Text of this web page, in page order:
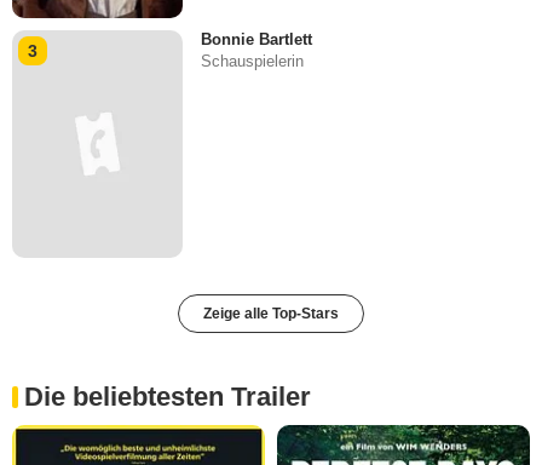
3
Bonnie Bartlett
Schauspielerin
Zeige alle Top-Stars
Die beliebtesten Trailer